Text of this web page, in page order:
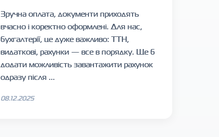
Зручна оплата, документи приходять
вчасно і коректно оформлені. Для нас,
бухгалтерії, це дуже важливо: ТТН,
видаткові, рахунки — все в порядку. Ще б
додати можливість завантажити рахунок
одразу після ...
08.12.2025